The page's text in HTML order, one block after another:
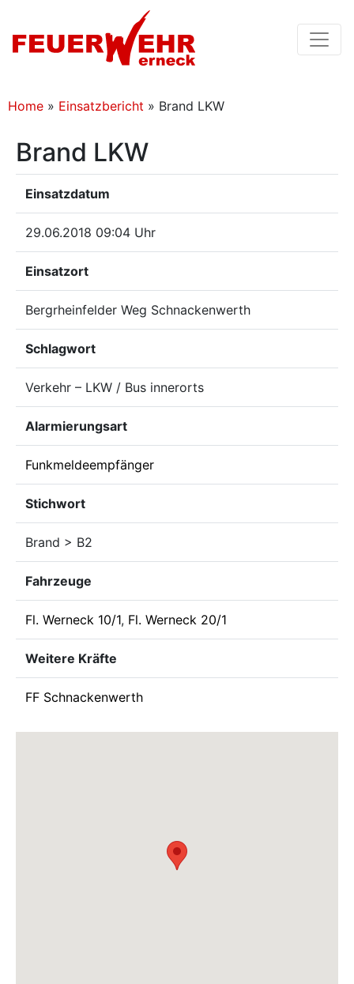
Home » Einsatzbericht » Brand LKW
Brand LKW
Einsatzdatum
29.06.2018 09:04 Uhr
Einsatzort
Bergrheinfelder Weg Schnackenwerth
Schlagwort
Verkehr – LKW / Bus innerorts
Alarmierungsart
Funkmeldeempfänger
Stichwort
Brand > B2
Fahrzeuge
Fl. Werneck 10/1, Fl. Werneck 20/1
Weitere Kräfte
FF Schnackenwerth